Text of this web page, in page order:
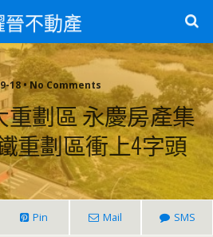
晉不動產
18 • No Comments
劃區 永慶房產集
重劃區衝上4字頭
Pin Mail SMS